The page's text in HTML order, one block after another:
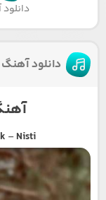
دانلود
– Nisti